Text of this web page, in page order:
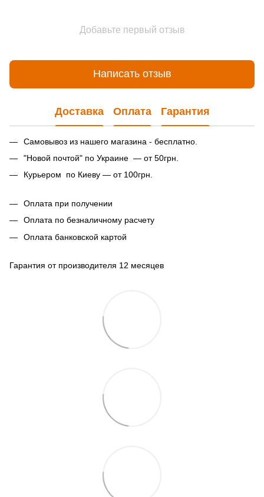
Добавьте первый отзыв
Написать отзыв
Доставка Оплата Гарантия
Самовывоз из нашего магазина - бесплатно.
"Новой почтой" по Украине — от 50грн.
Курьером по Киеву — от 100грн.
Оплата при получении
Оплата по безналичному расчету
Оплата банковской картой
Гарантия от производителя 12 месяцев